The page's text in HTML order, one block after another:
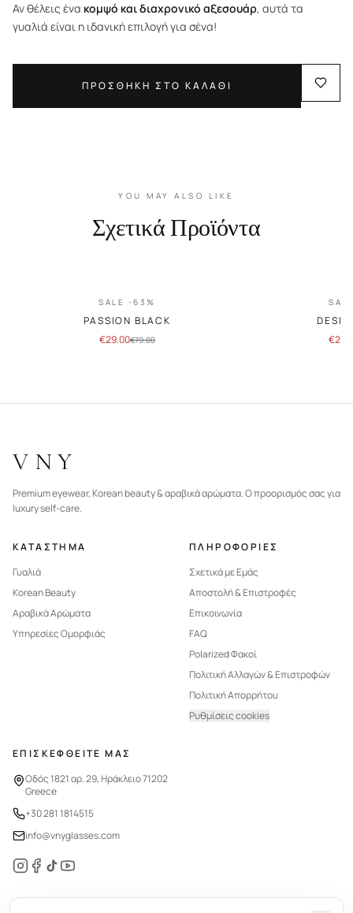
Αν θέλεις ένα κομψό και διαχρονικό αξεσουάρ, αυτά τα
γυαλιά είναι η ιδανική επιλογή για σένα!
ΠΡΟΣΘΗΚΗ ΣΤΟ ΚΑΛΑΘΙ
YOU MAY ALSO LIKE
Σχετικά Προϊόντα
SALE -63%
PASSION BLACK
€29.00€79.00
€
VNY
Premium eyewear, Korean beauty & αραβικά αρώματα. Ο προορισμός σας για
luxury self-care.
ΚΑΤΑΣΤΗΜΑ
Γυαλιά
Korean Beauty
Αραβικά Αρώματα
Υπηρεσίες Ομορφιάς
ΠΛΗΡΟΦΟΡΙΕΣ
Σχετικά με Εμάς
Αποστολή & Επιστροφές
Επικοινωνία
FAQ
Polarized Φακοί
Πολιτική Αλλαγών & Επιστροφών
Πολιτική Απορρήτου
Ρυθμίσεις cookies
ΕΠΙΣΚΕΦΘΕΙΤΕ ΜΑΣ
Οδός 1821 αρ. 29, Ηράκλειο 71202
Greece
+30 281 1814515
info@vnyglasses.com